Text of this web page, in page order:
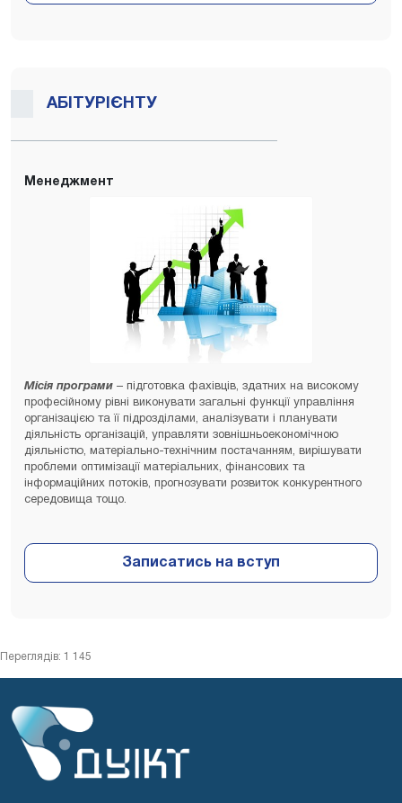
АБІТУРІЄНТУ
Менеджмент
Місія програми – підготовка фахівців, здатних на високому
професійному рівні виконувати загальні функції управління
організацією та її підрозділами, аналізувати і планувати
діяльність організацій, управляти зовнішньоекономічною
діяльністю, матеріально-технічним постачанням, вирішувати
проблеми оптимізації матеріальних, фінансових та
інформаційних потоків, прогнозувати розвиток конкурентного
середовища тощо.
Переглядів: 1 145